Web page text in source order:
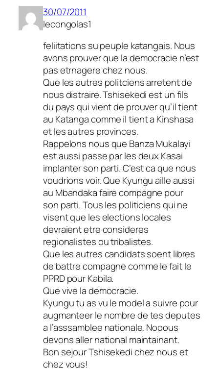
30/07/2011
lecongolas1
feliitations su peuple katangais. Nous
avons prouver que la democracie n’est
pas etrnagere chez nous.
Que les autres politciens arretent de
nous distraire. Tshisekedi est un fils
du pays qui vient de prouver qu’il tient
au Katanga comme il tient a Kinshasa
et les autres provinces.
Rappelons nous que Banza Mukalayi
est aussi passe par les deux Kasai
implanter son parti. C’est ca que nous
voudrions voir. Que Kyungu aille aussi
au Mbandaka faire compagne pour
son parti. Tous les politiciens qui ne
visent que les elections locales
devraient etre consideres
regionalistes ou tribalistes.
Que les autres candidats soent libres
de battre compagne comme le fait le
PPRD pour Kabila.
Que vive la democracie.
Kyungu tu as vu le model a suivre pour
augmanteer le nombre de tes deputes
a l’asssamblee nationale. Nooous
devons aller national maintainant.
Bon sejour Tshisekedi chez nous et
chez vous!